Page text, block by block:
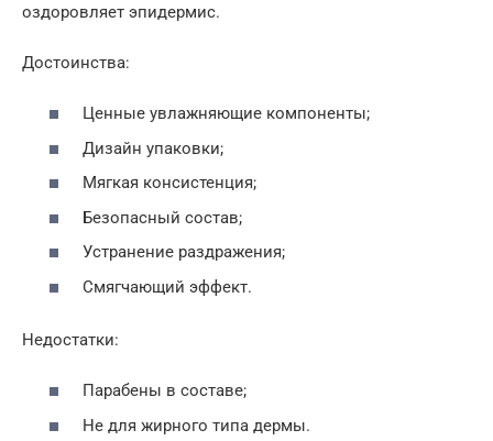
оздоровляет эпидермис.
Достоинства:
Ценные увлажняющие компоненты;
Дизайн упаковки;
Мягкая консистенция;
Безопасный состав;
Устранение раздражения;
Смягчающий эффект.
Недостатки:
Парабены в составе;
Не для жирного типа дермы.